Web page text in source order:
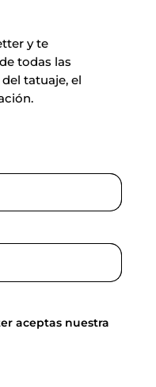
y te
todas las
tatuaje, el
aceptas nuestra